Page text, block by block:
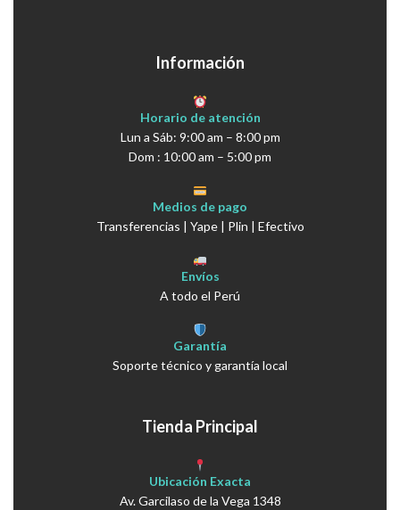
Información
Horario de atención
Lun a Sáb: 9:00 am – 8:00 pm
Dom : 10:00 am – 5:00 pm
Medios de pago
Transferencias | Yape | Plin | Efectivo
Envíos
A todo el Perú
Garantía
Soporte técnico y garantía local
Tienda Principal
Ubicación Exacta
Av. Garcilaso de la Vega 1348